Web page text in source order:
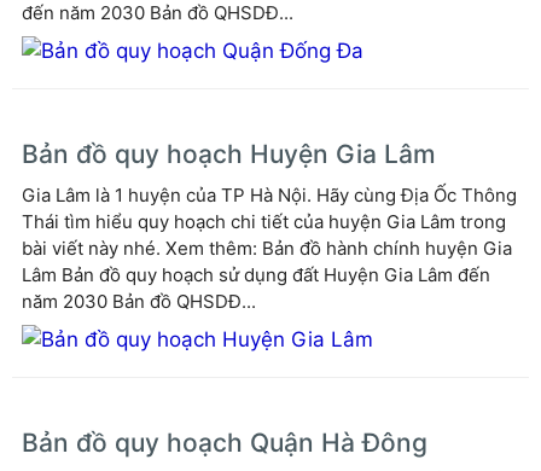
đến năm 2030 Bản đồ QHSDĐ...
Bản đồ quy hoạch Huyện Gia Lâm
Gia Lâm là 1 huyện của TP Hà Nội. Hãy cùng Địa Ốc Thông
Thái tìm hiểu quy hoạch chi tiết của huyện Gia Lâm trong
bài viết này nhé. Xem thêm: Bản đồ hành chính huyện Gia
Lâm Bản đồ quy hoạch sử dụng đất Huyện Gia Lâm đến
năm 2030 Bản đồ QHSDĐ...
Bản đồ quy hoạch Quận Hà Đông